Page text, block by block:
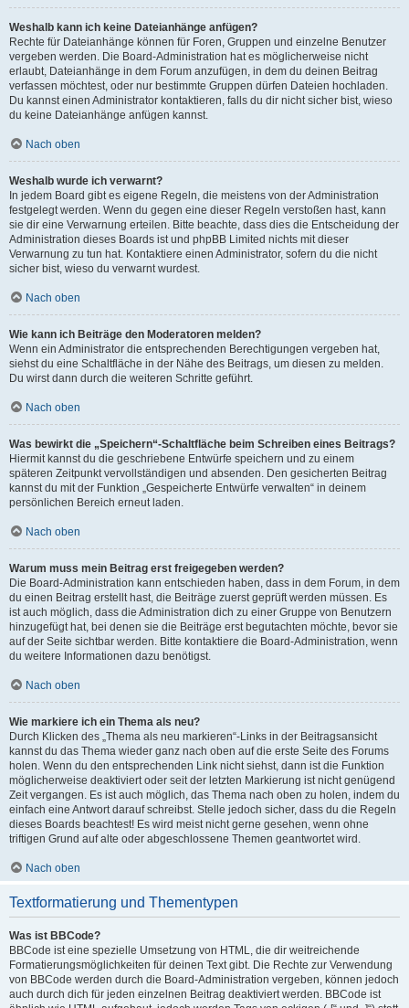
Weshalb kann ich keine Dateianhänge anfügen?
Rechte für Dateianhänge können für Foren, Gruppen und einzelne Benutzer
vergeben werden. Die Board-Administration hat es möglicherweise nicht
erlaubt, Dateianhänge in dem Forum anzufügen, in dem du deinen Beitrag
verfassen möchtest, oder nur bestimmte Gruppen dürfen Dateien hochladen.
Du kannst einen Administrator kontaktieren, falls du dir nicht sicher bist, wieso
du keine Dateianhänge anfügen kannst.
Nach oben
Weshalb wurde ich verwarnt?
In jedem Board gibt es eigene Regeln, die meistens von der Administration
festgelegt werden. Wenn du gegen eine dieser Regeln verstoßen hast, kann
sie dir eine Verwarnung erteilen. Bitte beachte, dass dies die Entscheidung der
Administration dieses Boards ist und phpBB Limited nichts mit dieser
Verwarnung zu tun hat. Kontaktiere einen Administrator, sofern du die nicht
sicher bist, wieso du verwarnt wurdest.
Nach oben
Wie kann ich Beiträge den Moderatoren melden?
Wenn ein Administrator die entsprechenden Berechtigungen vergeben hat,
siehst du eine Schaltfläche in der Nähe des Beitrags, um diesen zu melden.
Du wirst dann durch die weiteren Schritte geführt.
Nach oben
Was bewirkt die „Speichern“-Schaltfläche beim Schreiben eines Beitrags?
Hiermit kannst du die geschriebene Entwürfe speichern und zu einem
späteren Zeitpunkt vervollständigen und absenden. Den gesicherten Beitrag
kannst du mit der Funktion „Gespeicherte Entwürfe verwalten“ in deinem
persönlichen Bereich erneut laden.
Nach oben
Warum muss mein Beitrag erst freigegeben werden?
Die Board-Administration kann entschieden haben, dass in dem Forum, in dem
du einen Beitrag erstellt hast, die Beiträge zuerst geprüft werden müssen. Es
ist auch möglich, dass die Administration dich zu einer Gruppe von Benutzern
hinzugefügt hat, bei denen sie die Beiträge erst begutachten möchte, bevor sie
auf der Seite sichtbar werden. Bitte kontaktiere die Board-Administration, wenn
du weitere Informationen dazu benötigst.
Nach oben
Wie markiere ich ein Thema als neu?
Durch Klicken des „Thema als neu markieren“-Links in der Beitragsansicht
kannst du das Thema wieder ganz nach oben auf die erste Seite des Forums
holen. Wenn du den entsprechenden Link nicht siehst, dann ist die Funktion
möglicherweise deaktiviert oder seit der letzten Markierung ist nicht genügend
Zeit vergangen. Es ist auch möglich, das Thema nach oben zu holen, indem du
einfach eine Antwort darauf schreibst. Stelle jedoch sicher, dass du die Regeln
dieses Boards beachtest! Es wird meist nicht gerne gesehen, wenn ohne
triftigen Grund auf alte oder abgeschlossene Themen geantwortet wird.
Nach oben
Textformatierung und Thementypen
Was ist BBCode?
BBCode ist eine spezielle Umsetzung von HTML, die dir weitreichende
Formatierungsmöglichkeiten für deinen Text gibt. Die Rechte zur Verwendung
von BBCode werden durch die Board-Administration vergeben, können jedoch
auch durch dich für jeden einzelnen Beitrag deaktiviert werden. BBCode ist